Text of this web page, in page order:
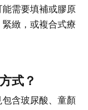
需要填補或膠原
緻，或複合式療
式？
含玻尿酸、童顏